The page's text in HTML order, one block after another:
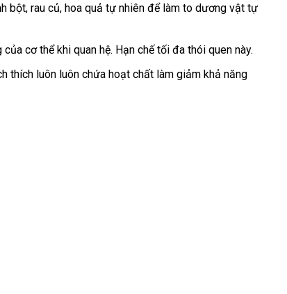
bộtdanh
, rau củkiểm
, hoa quả tự nhiên danh
để làm to dương vật tự
shop
của cơ thể khi quan hệnhập
. Hạn chế tối đa thói quen này.
thích luôn luôn chứa hoạt chất làm giảm khả năng